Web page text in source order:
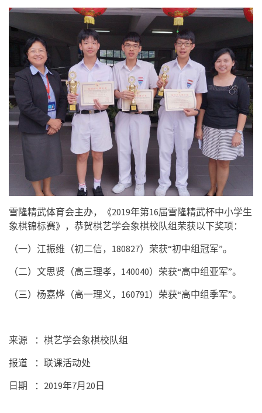
雪隆精武体育会主办，《2019年第16届雪隆精武杯中小学生
象棋锦标赛》， 恭贺棋艺学会象棋校队组荣获以下奖项：
（一）江振维（初二信， 180827）荣获“初中组冠军”。
（二）文思贤（高三理孝， 140040）荣获“高中组亚军”。
（三）杨嘉烨（高一理义， 160791）荣获“高中组季军”。
来源
：棋艺学会象棋校队组
报道
：联课活动处
日期
： 2019年7月20日